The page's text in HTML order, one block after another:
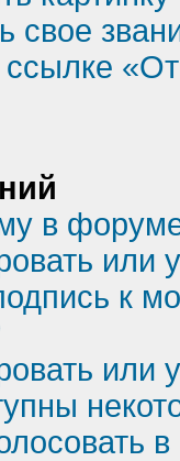
свое
в
или
к
или